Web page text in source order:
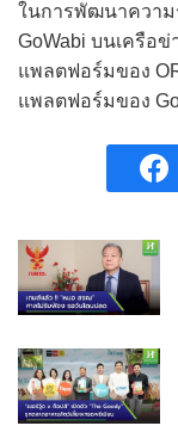
ในการพัฒนาความ
GoWabi บนเครือ
แพลตฟอร์มของ
แพลตฟอร์มของ